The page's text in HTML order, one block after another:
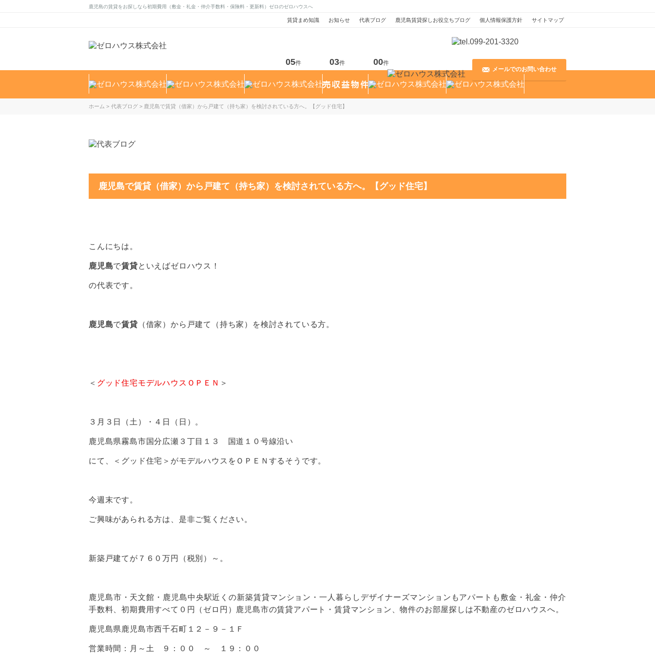
鹿児島の賃貸をお探しなら初期費用（敷金・礼金・仲介手数料・保険料・更新料）ゼロのゼロハウスへ
賃貸まめ知識 お知らせ 代表ブログ 鹿児島賃貸探しお役立ちブログ 個人情報保護方針 サイトマップ
05件 03件 00件
メールでのお問い合わせ
ホーム 代表ブログ 鹿児島で賃貸（借家）から戸建て（持ち家）を検討されている方へ。【グッド住宅】
鹿児島で賃貸（借家）から戸建て（持ち家）を検討されている方へ。【グッド住宅】
こんにちは。
鹿児島で賃貸といえばゼロハウス！
の代表です。
鹿児島で賃貸 （借家）から戸建て（持ち家）を検討されている方。
＜ グッド住宅モデルハウスＯＰＥＮ ＞
３月３日（土）・４日（日）。
鹿児島県霧島市国分広瀬３丁目１３ 国道１０号線沿い
にて、＜グッド住宅＞がモデルハウスをＯＰＥＮするそうです。
今週末です。
ご興味があられる方は、是非ご覧ください。
新築戸建てが７６０万円（税別）～。
鹿児島市・天文館・鹿児島中央駅近くの新築賃貸マンション・一人暮らしデザイナーズマンションもアパートも敷金・礼金・仲介
手数料、初期費用すべて０円（ゼロ円）鹿児島市の賃貸アパート・賃貸マンション、物件のお部屋探しは不動産のゼロハウスへ。
鹿児島県鹿児島市西千石町１２－９－１Ｆ
営業時間：月～土 ９：００ ～ １９：００